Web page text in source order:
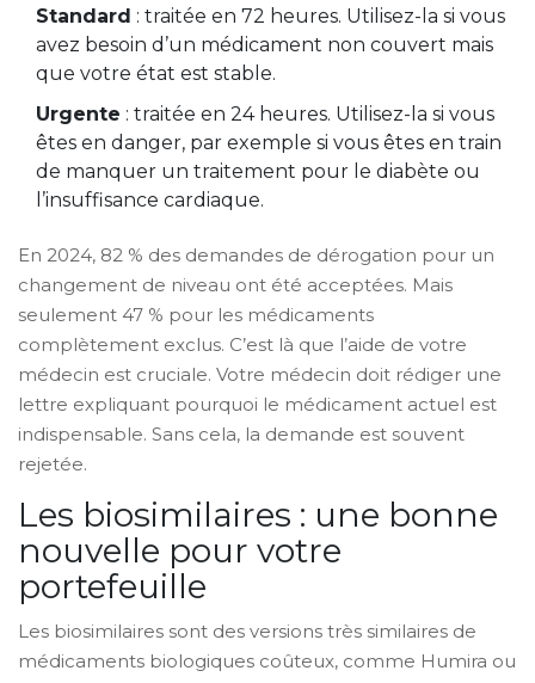
Standard : traitée en 72 heures. Utilisez-la si vous
avez besoin d’un médicament non couvert mais
que votre état est stable.
Urgente : traitée en 24 heures. Utilisez-la si vous
êtes en danger, par exemple si vous êtes en train
de manquer un traitement pour le diabète ou
l’insuffisance cardiaque.
En 2024, 82 % des demandes de dérogation pour un
changement de niveau ont été acceptées. Mais
seulement 47 % pour les médicaments
complètement exclus. C’est là que l’aide de votre
médecin est cruciale. Votre médecin doit rédiger une
lettre expliquant pourquoi le médicament actuel est
indispensable. Sans cela, la demande est souvent
rejetée.
Les biosimilaires : une bonne
nouvelle pour votre
portefeuille
Les biosimilaires sont des versions très similaires de
médicaments biologiques coûteux, comme Humira ou